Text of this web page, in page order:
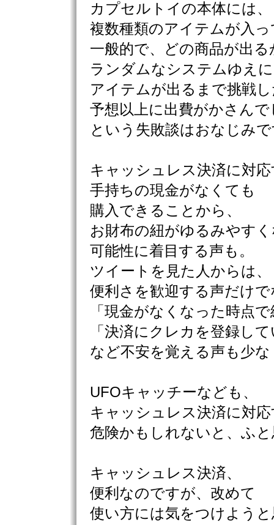
カプセルトイの本体には、
複数種類のアイテムが入
一般的で、どの商品が出る
ランダムなシステムゆえ
アイテムが出るまで挑戦
予想以上に出費がかさん
という失敗談はおなじみ
キャッシュレス決済に対
手持ちの現金がなくても
購入できることから、
お財布の紐がゆるみやす
可能性に着目する声も。
ツイートを見た人からは、
便利さを歓迎する声だけで
「現金がなくなった時点
「決済にクレカを登録し
など不安を覚える声も少
UFOキャッチーなども、
キャッシュレス決済に対
危険かもしれないと、ふ
キャッシュレス決済、
便利なのですが、改めて
使い方には気をつけよう